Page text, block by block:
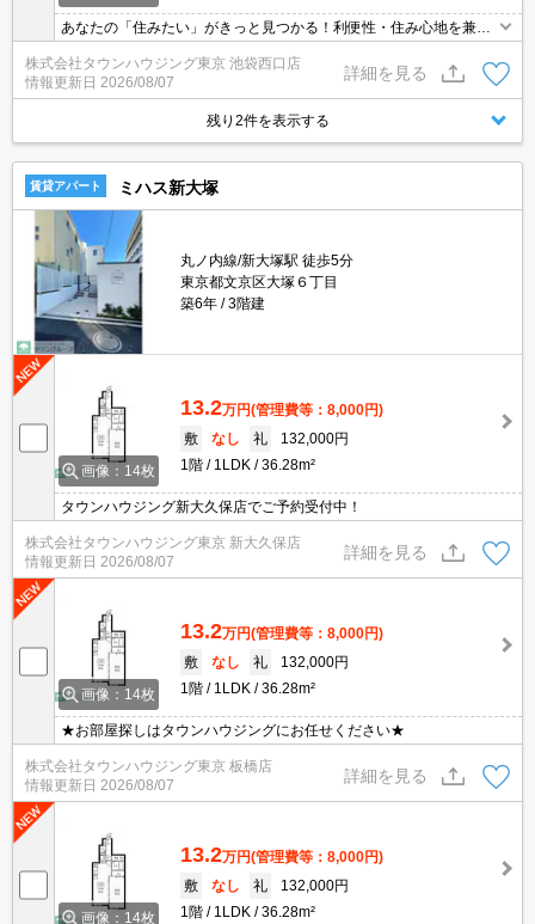
あなたの「住みたい」がきっと見つかる！利便性・住み心地を兼ね
揃えた賃貸物件！お気軽にご相談ください。お部屋探しはタウンハ
ウジングへお任せください！
株式会社タウンハウジング東京 池袋西口店
情報更新日 2026/08/07
詳細を見る
残り2件を表示する
賃貸アパート ミハス新大塚
丸ノ内線/新大塚駅 徒歩5分
東京都文京区大塚６丁目
築6年
3階建
画像：14枚
13.2万円(管理費等：8,000円)
敷
なし 礼
132,000円
1階
1LDK 36.28m²
タウンハウジング新大久保店でご予約受付中！
株式会社タウンハウジング東京 新大久保店
情報更新日 2026/08/07
詳細を見る
画像：14枚
13.2万円(管理費等：8,000円)
敷
なし 礼
132,000円
1階
1LDK 36.28m²
★お部屋探しはタウンハウジングにお任せください★
株式会社タウンハウジング東京 板橋店
情報更新日 2026/08/07
詳細を見る
画像：14枚
13.2万円(管理費等：8,000円)
敷
なし 礼
132,000円
1階
1LDK 36.28m²